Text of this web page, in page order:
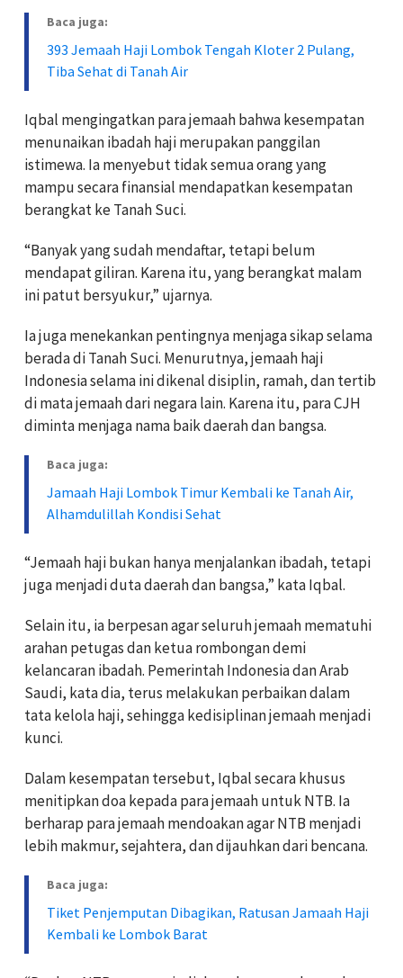
Baca juga:
393 Jemaah Haji Lombok Tengah Kloter 2 Pulang,
Tiba Sehat di Tanah Air
‎Iqbal mengingatkan para jemaah bahwa kesempatan
menunaikan ibadah haji merupakan panggilan
istimewa. Ia menyebut tidak semua orang yang
mampu secara finansial mendapatkan kesempatan
berangkat ke Tanah Suci.
‎“Banyak yang sudah mendaftar, tetapi belum
mendapat giliran. Karena itu, yang berangkat malam
ini patut bersyukur,” ujarnya.
‎Ia juga menekankan pentingnya menjaga sikap selama
berada di Tanah Suci. Menurutnya, jemaah haji
Indonesia selama ini dikenal disiplin, ramah, dan tertib
di mata jemaah dari negara lain. Karena itu, para CJH
diminta menjaga nama baik daerah dan bangsa.
Baca juga:
Jamaah Haji Lombok Timur Kembali ke Tanah Air,
Alhamdulillah Kondisi Sehat
‎“Jemaah haji bukan hanya menjalankan ibadah, tetapi
juga menjadi duta daerah dan bangsa,” kata Iqbal.
‎Selain itu, ia berpesan agar seluruh jemaah mematuhi
arahan petugas dan ketua rombongan demi
kelancaran ibadah. Pemerintah Indonesia dan Arab
Saudi, kata dia, terus melakukan perbaikan dalam
tata kelola haji, sehingga kedisiplinan jemaah menjadi
kunci.
‎Dalam kesempatan tersebut, Iqbal secara khusus
menitipkan doa kepada para jemaah untuk NTB. Ia
berharap para jemaah mendoakan agar NTB menjadi
lebih makmur, sejahtera, dan dijauhkan dari bencana.
Baca juga:
Tiket Penjemputan Dibagikan, Ratusan Jamaah Haji
Kembali ke Lombok Barat